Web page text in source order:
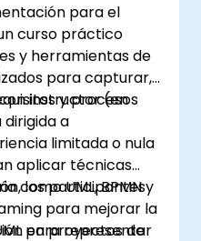
para el
curso práctico
y herramientas de
para capturar,
y procesos
instructor (en
a
limitada o nula
aplicar técnicas
como UML, BPMN y
para mejorar la
en proyectos de
los participantes
para representar